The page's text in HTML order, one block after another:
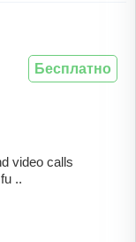
video calls
..
Бесплатно